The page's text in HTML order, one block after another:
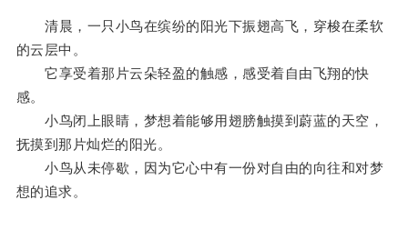
清晨，一只小鸟在缤纷的阳光下振翅高飞，穿梭在柔软
的云层中。
它享受着那片云朵轻盈的触感，感受着自由飞翔的快
感。
小鸟闭上眼睛，梦想着能够用翅膀触摸到蔚蓝的天空，
抚摸到那片灿烂的阳光。
小鸟从未停歇，因为它心中有一份对自由的向往和对梦
想的追求。